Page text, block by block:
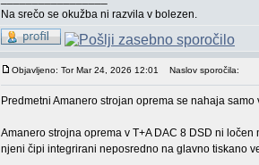
Na srečo se okužba ni razvila v bolezen.
Objavljeno: Tor Mar 24, 2026 12:01 Naslov sporočila:
Predmetni Amanero strojan oprema se nahaja
Amanero strojna oprema v T+A DAC 8 DSD ni
njeni čipi integrirani neposredno na glavno tiskano